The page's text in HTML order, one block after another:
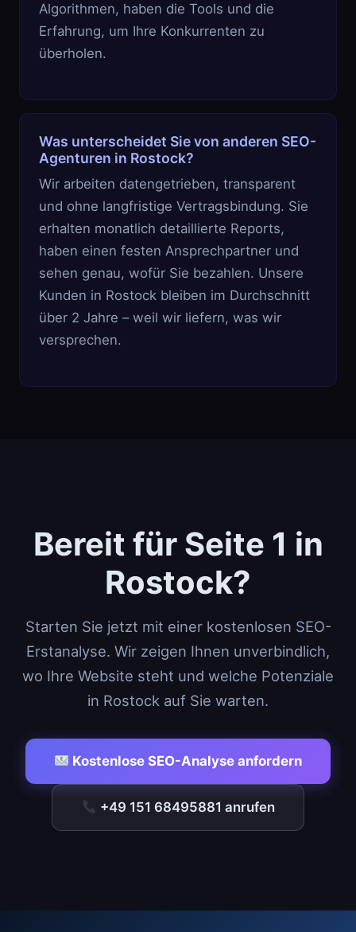
Algorithmen, haben die Tools und die
Erfahrung, um Ihre Konkurrenten zu
überholen.
Was unterscheidet Sie von anderen SEO-
Agenturen in Rostock?
Wir arbeiten datengetrieben, transparent
und ohne langfristige Vertragsbindung. Sie
erhalten monatlich detaillierte Reports,
haben einen festen Ansprechpartner und
sehen genau, wofür Sie bezahlen. Unsere
Kunden in Rostock bleiben im Durchschnitt
über 2 Jahre – weil wir liefern, was wir
versprechen.
Bereit für Seite 1 in
Rostock?
Starten Sie jetzt mit einer kostenlosen SEO-
Erstanalyse. Wir zeigen Ihnen unverbindlich,
wo Ihre Website steht und welche Potenziale
in Rostock auf Sie warten.
Kostenlose SEO-Analyse anfordern
+49 151 68495881 anrufen